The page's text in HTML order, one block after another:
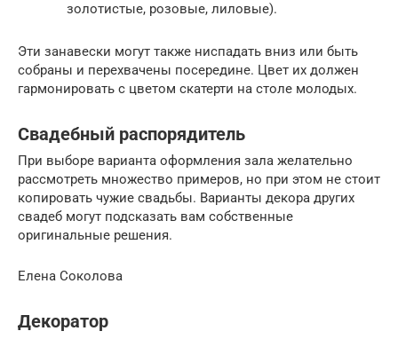
золотистые, розовые, лиловые).
Эти занавески могут также ниспадать вниз или быть
собраны и перехвачены посередине. Цвет их должен
гармонировать с цветом скатерти на столе молодых.
Свадебный распорядитель
При выборе варианта оформления зала желательно
рассмотреть множество примеров, но при этом не стоит
копировать чужие свадьбы. Варианты декора других
свадеб могут подсказать вам собственные
оригинальные решения.
Елена Соколова
Декоратор